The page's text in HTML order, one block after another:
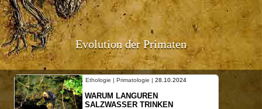
Evolution der Primaten
Ethologie |
Ethologie | Primatologie |28.10.2024
WARUM LANGUREN
SALZWASSER TRINKEN